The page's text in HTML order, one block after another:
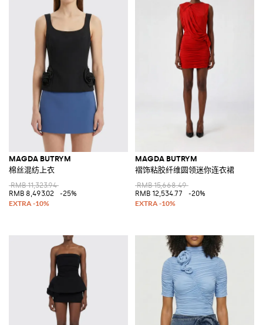
MAGDA BUTRYM
棉丝混纺上衣
RMB 11,323.94
RMB 8,493.02
-25%
MAGDA BUTRYM
褶饰粘胶纤维圆领迷你连衣裙
RMB 15,668.49
RMB 12,534.77
-20%